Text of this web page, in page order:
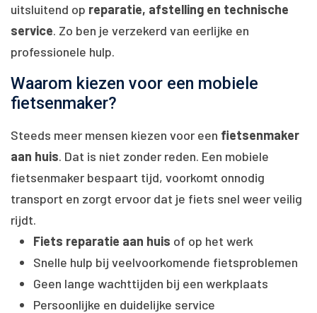
uitsluitend op reparatie, afstelling en technische
service. Zo ben je verzekerd van eerlijke en
professionele hulp.
Waarom kiezen voor een mobiele
fietsenmaker?
Steeds meer mensen kiezen voor een fietsenmaker
aan huis. Dat is niet zonder reden. Een mobiele
fietsenmaker bespaart tijd, voorkomt onnodig
transport en zorgt ervoor dat je fiets snel weer veilig
rijdt.
Fiets reparatie aan huis of op het werk
Snelle hulp bij veelvoorkomende fietsproblemen
Geen lange wachttijden bij een werkplaats
Persoonlijke en duidelijke service